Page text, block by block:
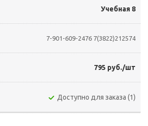
Учебная 8
7-901-609-2476 7(3822)212574
795 руб./шт
Доступно для заказа (1)